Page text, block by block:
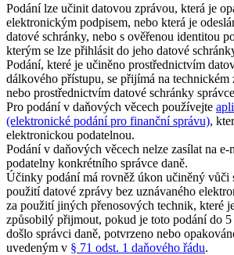
Podání lze učinit datovou zprávou, která je
elektronickým podpisem, nebo která je
datové schránky, nebo s ověřenou identitou
kterým se lze přihlásit do jeho datové
Podání, které je učiněno prostřednictvím
dálkového přístupu, se přijímá na technickém
nebo prostřednictvím datové schránky
Pro podání v daňových věcech používejte
(elektronické podání pro finanční správu),
elektronickou podatelnou.
Podání v daňových věcech nelze zasílat na e-
podatelny konkrétního správce daně.
Účinky podání má rovněž úkon učiněný vůči
použití datové zprávy bez uznávaného
za použití jiných přenosových technik, které
způsobilý přijmout, pokud je toto podání do
došlo správci daně, potvrzeno nebo
uvedeným v § 71 odst. 1 daňového řádu.